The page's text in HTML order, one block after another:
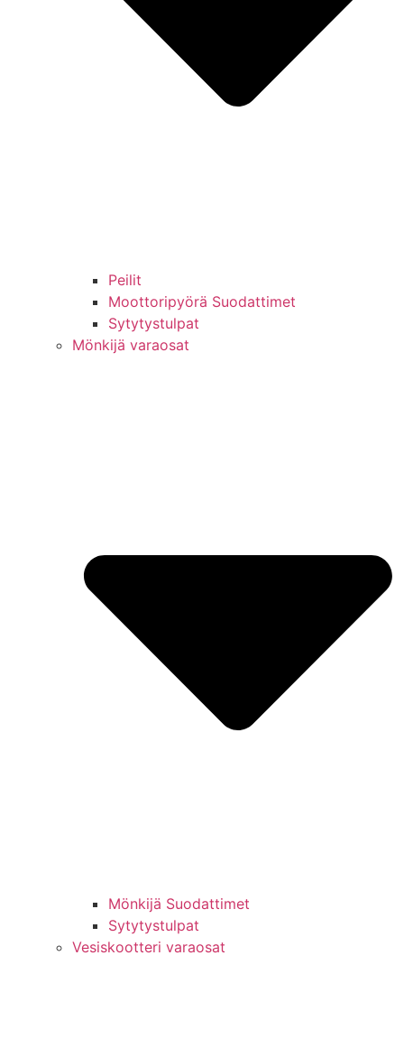
Peilit
Moottoripyörä Suodattimet
Sytytystulpat
Mönkijä varaosat
Mönkijä Suodattimet
Sytytystulpat
Vesiskootteri varaosat